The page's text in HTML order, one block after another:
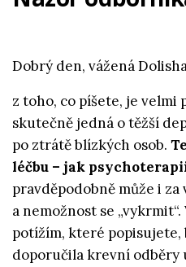
Dobrý den, vážená
z toho, co píšete, je velmi
skutečně jedná o těžší
po ztrátě blízkých osob.
léčbu – jak
pravděpodobně může i
a nemožnost se
potížím, které
doporučila krevní odběry